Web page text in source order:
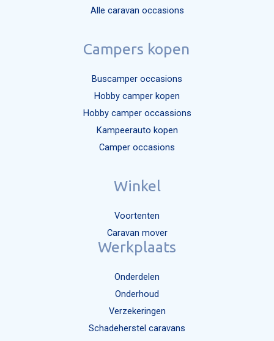
Alle caravan occasions
Campers kopen
Buscamper occasions
Hobby camper kopen
Hobby camper occassions
Kampeerauto kopen
Camper occasions
Winkel
Voortenten
Caravan mover
Werkplaats
Onderdelen
Onderhoud
Verzekeringen
Schadeherstel caravans